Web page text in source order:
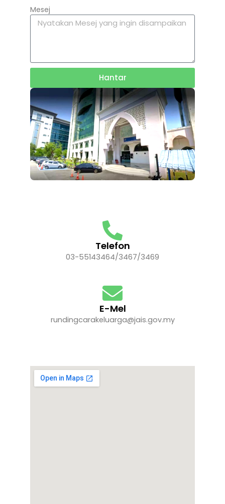
Mesej
Hantar
Telefon
03-55143464/3467/3469
E-Mel
rundingcarakeluarga@jais.gov.my